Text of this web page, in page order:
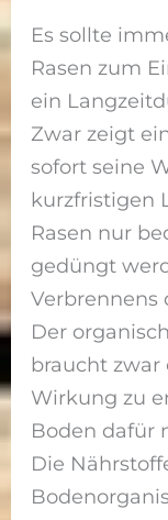
Es sollte
Rasen zum
ein
Zwar zeigt
sofort seine
kurzfristigen
Rasen nur
gedüngt
Verbrennens
Der
braucht zwar
Wirkung zu
Boden dafür
Die